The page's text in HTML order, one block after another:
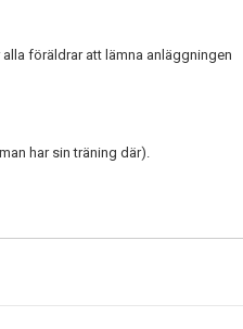
föräldrar att lämna anläggningen
har sin träning där).